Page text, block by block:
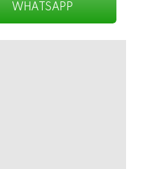
WHATSAPP